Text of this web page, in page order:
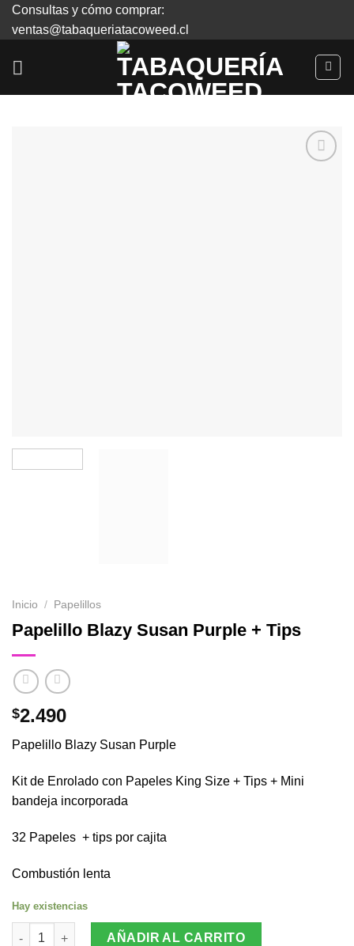
SkipConsultas y cómo comprar:
ventas@tabaqueriatacoweed.cl
Inicio / Papelillos
Papelillo Blazy Susan Purple + Tips
$2.490
Papelillo Blazy Susan Purple
Kit de Enrolado con Papeles King Size + Tips + Mini
bandeja incorporada
32 Papeles + tips por cajita
Combustión lenta
Hay existencias
Papelillo Blazy Susan Purple + Tips cantidad
AÑADIR AL CARRITO